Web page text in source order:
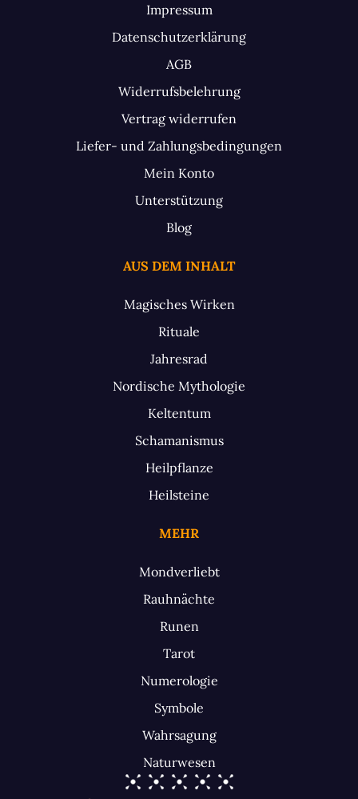
Impressum
Datenschutzerklärung
AGB
Widerrufsbelehrung
Vertrag widerrufen
Liefer- und Zahlungsbedingungen
Mein Konto
Unterstützung
Blog
AUS DEM INHALT
Magisches Wirken
Rituale
Jahresrad
Nordische Mythologie
Keltentum
Schamanismus
Heilpflanze
Heilsteine
MEHR
Mondverliebt
Rauhnächte
Runen
Tarot
Numerologie
Symbole
Wahrsagung
Naturwesen